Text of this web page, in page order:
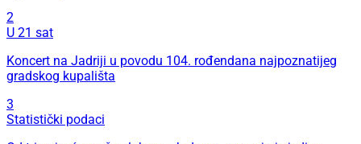
2
U 21 sat
Koncert na Jadriji u povodu 104. rođendana najpoznatijeg
gradskog kupališta
3
Statistički podaci